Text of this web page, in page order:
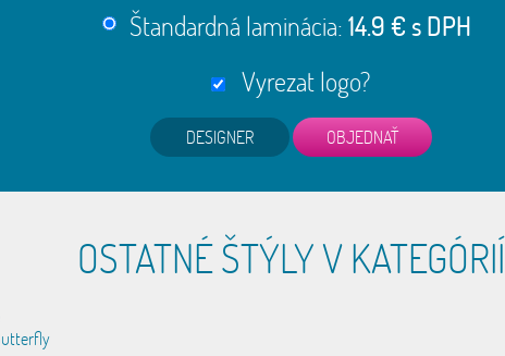
Štandardná laminácia:14.9 € s DPH
Vyrezat logo?
DESIGNER
OSTATNÉ ŠTÝLY V KATEGÓRIÍ